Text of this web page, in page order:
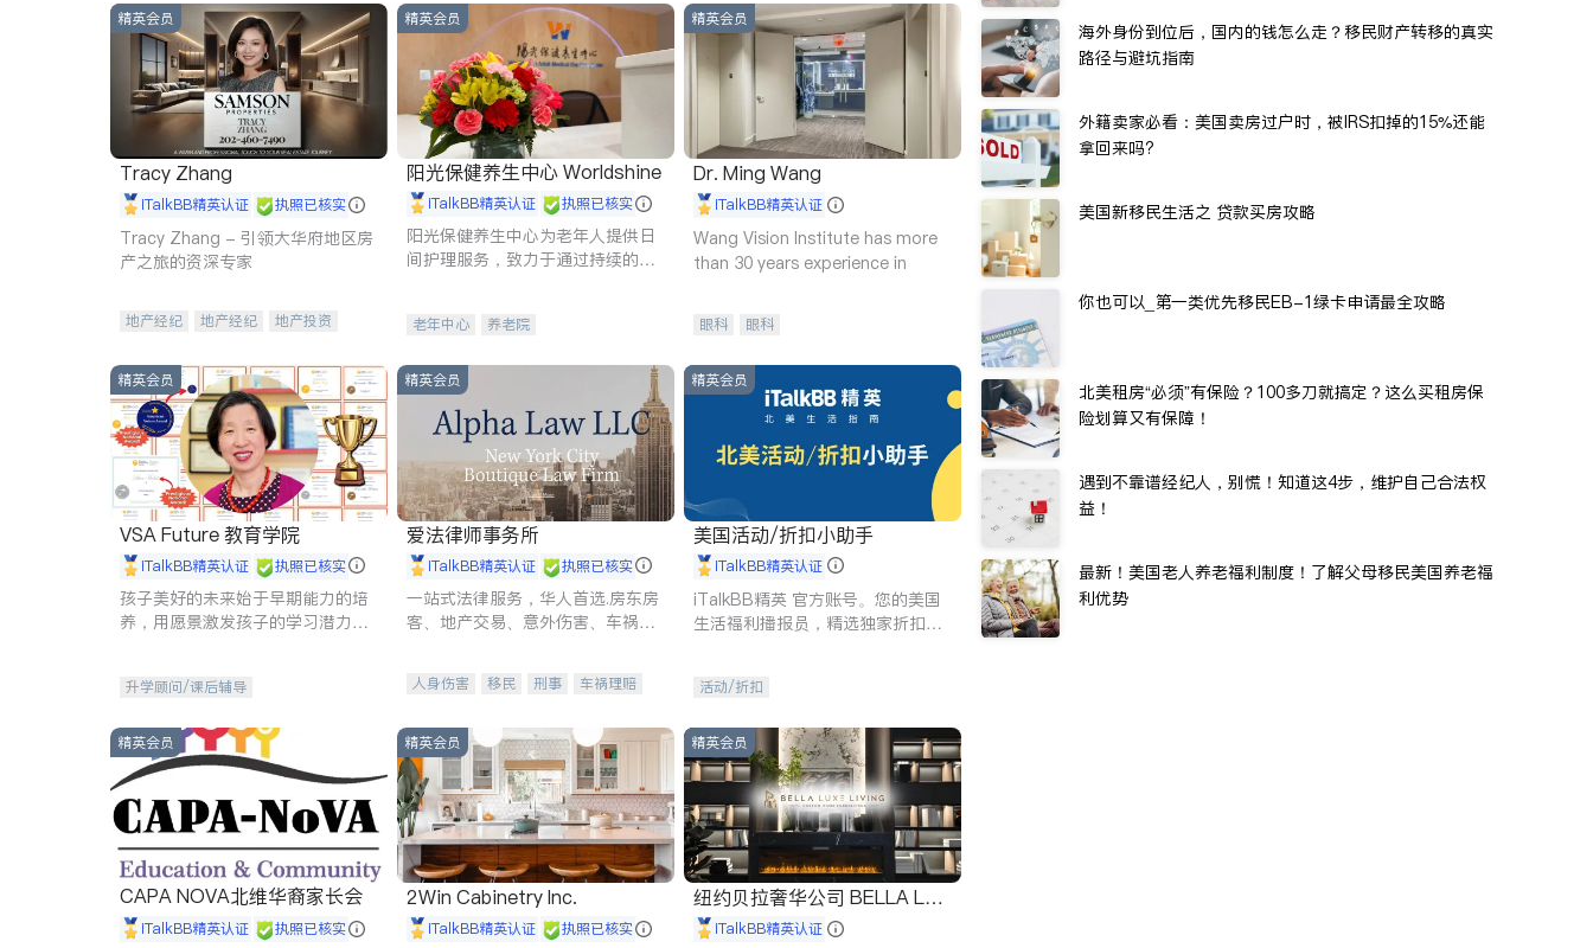
精英会员
Tracy Zhang
iTalkBB精英认证 执照已核实
Tracy Zhang - 引领大华府地区房
产之旅的资深专家
地产经纪 地产经纪
地产投资
精英会员
阳光保健养生中心 Worldshine
iTalkBB精英认证 执照已核实
阳光保健养生中心为老年人提供日
间护理服务，致力于通过持续的护
老年中心 养老院
精英会员
Dr. Ming Wang
iTalkBB精英认证
Wang Vision Institute has more
than 30 years experience in
眼科 眼科
精英会员
VSA Future 教育学院
iTalkBB精英认证 执照已核实
孩子美好的未来始于早期能力的培
养，用愿景激发孩子的学习潜力和
升学顾问/课后辅导
精英会员
爱法律师事务所
iTalkBB精英认证 执照已核实
一站式法律服务，华人首选.房东房
客、地产交易、意外伤害、车祸重
人身伤害 移民 刑事
车祸理赔
商标注册
索赔 律师-其它 保释
精英会员
美国活动/折扣小助手
iTalkBB精英认证
iTalkBB精英 官方账号。您的美国
生活福利播报员，精选独家折扣、
活动/折扣
精英会员
CAPA NOVA北维华裔家长会
iTalkBB精英认证 执照已核实
精英会员
2Win Cabinetry Inc.
iTalkBB精英认证 执照已核实
精英会员
纽约贝拉奢华公司 BELLA LUX
E iTalkBB精英认证
海外身份到位后，国内的钱怎么走？移民财产转移的真实
路径与避坑指南
外籍卖家必看：美国卖房过户时，被IRS扣掉的15%还能
拿回来吗?
美国新移民生活之 贷款买房攻略
你也可以_第一类优先移民EB-1绿卡申请最全攻略
北美租房“必须”有保险？100多刀就搞定？这么买租房保
险划算又有保障！
遇到不靠谱经纪人，别慌！知道这4步，维护自己合法权
益！
最新！美国老人养老福利制度！了解父母移民美国养老福
利优势